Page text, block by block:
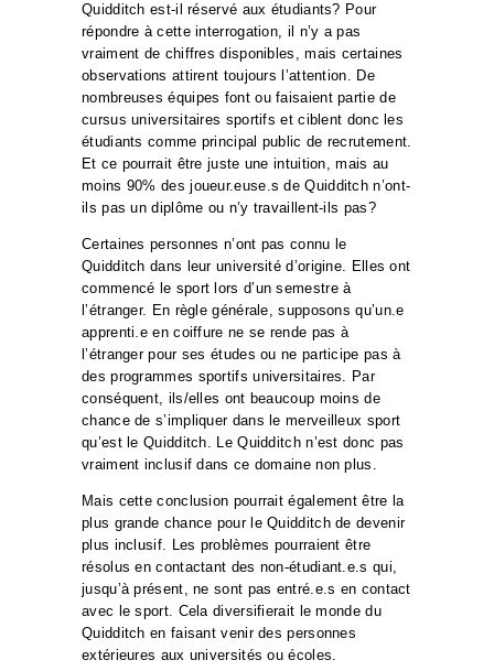
Quidditch est-il réservé aux étudiants? Pour
répondre à cette interrogation, il n’y a pas
vraiment de chiffres disponibles, mais certaines
observations attirent toujours l’attention. De
nombreuses équipes font ou faisaient partie de
cursus universitaires sportifs et ciblent donc les
étudiants comme principal public de recrutement.
Et ce pourrait être juste une intuition, mais au
moins 90% des joueur.euse.s de Quidditch n’ont-
ils pas un diplôme ou n’y travaillent-ils pas?
Certaines personnes n’ont pas connu le
Quidditch dans leur université d’origine. Elles ont
commencé le sport lors d’un semestre à
l’étranger. En règle générale, supposons qu’un.e
apprenti.e en coiffure ne se rende pas à
l’étranger pour ses études ou ne participe pas à
des programmes sportifs universitaires. Par
conséquent, ils/elles ont beaucoup moins de
chance de s’impliquer dans le merveilleux sport
qu’est le Quidditch. Le Quidditch n’est donc pas
vraiment inclusif dans ce domaine non plus.
Mais cette conclusion pourrait également être la
plus grande chance pour le Quidditch de devenir
plus inclusif. Les problèmes pourraient être
résolus en contactant des non-étudiant.e.s qui,
jusqu’à présent, ne sont pas entré.e.s en contact
avec le sport. Cela diversifierait le monde du
Quidditch en faisant venir des personnes
extérieures aux universités ou écoles.